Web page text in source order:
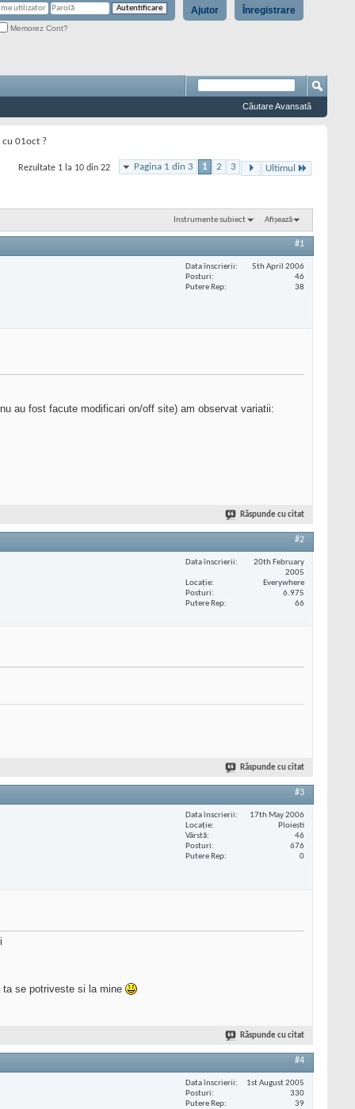
Înregistrare
Ajutor
Memorez Cont?
Căutare Avansată
01oct ?
Pagina 1 din 3 1 2 3 Ultimul
Rezultate 1 la 10 din 22
Instrumente subiect Afișează
#1
Data înscrierii
5th April 2006
Posturi
46
Putere Rep
38
au fost facute modificari on/off site) am observat variatii:
Răspunde cu citat
#2
Data înscrierii
20th February
2005
Locaţie
Everywhere
Posturi
6.975
Putere Rep
66
Răspunde cu citat
#3
Data înscrierii
17th May 2006
Locaţie
Ploiesti
Vârstă
46
Posturi
676
Putere Rep
0
ta se potriveste si la mine
Răspunde cu citat
#4
Data înscrierii
1st August 2005
Posturi
330
Putere Rep
39